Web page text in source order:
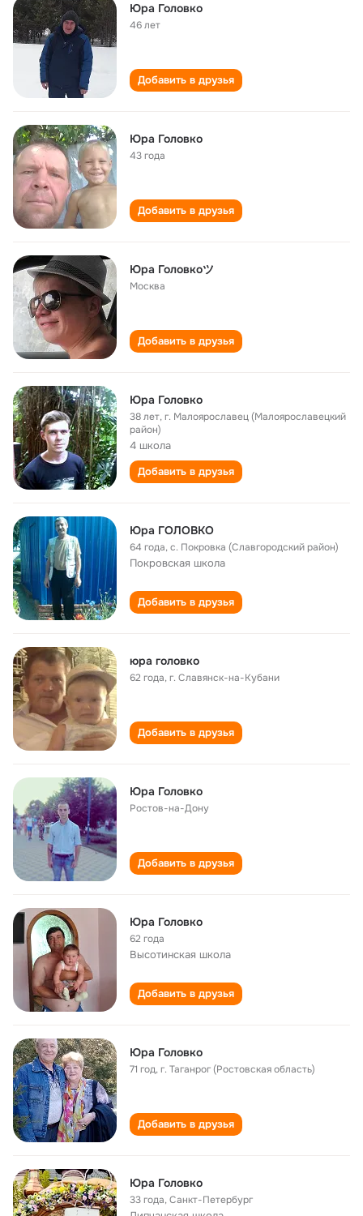
Юра Головко
46 лет
Добавить в друзья
Юра Головко
43 года
Добавить в друзья
Юра Головкоツ
Москва
Добавить в друзья
Юра Головко
38 лет,г. Малоярославец (Малоярославецкий
район)
4 школа
Добавить в друзья
Юра ГОЛОВКО
64 года,с. Покровка (Славгородский район)
Покровская школа
Добавить в друзья
юра головко
62 года,г. Славянск-на-Кубани
Добавить в друзья
Юра Головко
Ростов-на-Дону
Добавить в друзья
Юра Головко
62 года
Высотинская школа
Добавить в друзья
Юра Головко
71 год,г. Таганрог (Ростовская область)
Добавить в друзья
Юра Головко
33 года,Санкт-Петербург